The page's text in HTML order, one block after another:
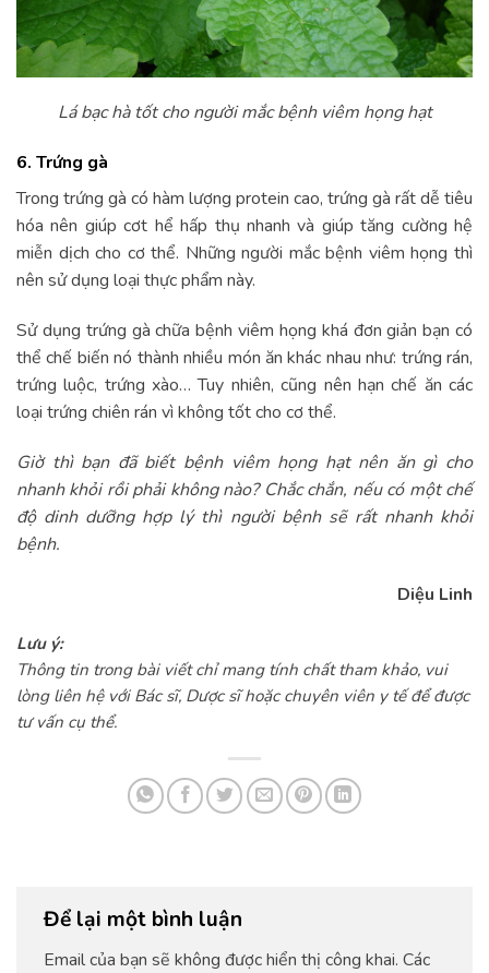
Lá bạc hà tốt cho người mắc bệnh viêm họng hạt
6. Trứng gà
Trong trứng gà có hàm lượng protein cao, trứng gà rất dễ tiêu
hóa nên giúp cơt hể hấp thụ nhanh và giúp tăng cường hệ
miễn dịch cho cơ thể. Những người mắc bệnh viêm họng thì
nên sử dụng loại thực phẩm này.
Sử dụng trứng gà chữa bệnh viêm họng khá đơn giản bạn có
thể chế biến nó thành nhiều món ăn khác nhau như: trứng rán,
trứng luộc, trứng xào… Tuy nhiên, cũng nên hạn chế ăn các
loại trứng chiên rán vì không tốt cho cơ thể.
Giờ thì bạn đã biết bệnh viêm họng hạt nên ăn gì cho
nhanh khỏi rồi phải không nào? Chắc chắn, nếu có một chế
độ dinh dưỡng hợp lý thì người bệnh sẽ rất nhanh khỏi
bệnh.
Diệu Linh
Lưu ý:
Thông tin trong bài viết chỉ mang tính chất tham khảo, vui
lòng liên hệ với Bác sĩ, Dược sĩ hoặc chuyên viên y tế để được
tư vấn cụ thể.
Để lại một bình luận
Email của bạn sẽ không được hiển thị công khai. Các